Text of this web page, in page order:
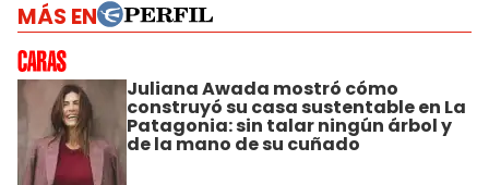
MÁS EN
Juliana Awada mostró cómo
construyó su casa sustentable en La
Patagonia: sin talar ningún árbol y
de la mano de su cuñado